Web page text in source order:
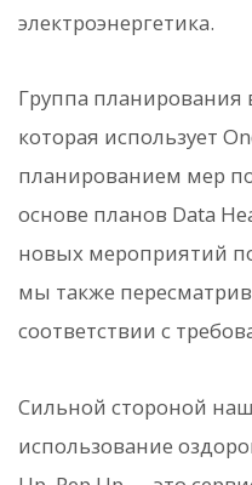
электроэнергетика.
Группа планирования
которая использует
планированием мер
основе планов Data
новых мероприятий
мы также
соответствии с
Сильной стороной
использование